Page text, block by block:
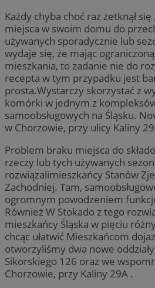
Każdy chyba choć raz zetknął
miejsca w swoim domu do
używanych sporadycznie lub
wydaje się, że mając
mieszkania, to zadanie nie do
recepta w tym przypadku jest
prosta.Wystarczy skorzystać z
komórki w jednym z
samoobsługowych na Śląsku.
w Chorzowie, przy ulicy Kaliny
Problem braku miejsca do
rzeczy lub tych używanych
rozwiązalimieszkańcy Stanów
Zachodniej. Tam,
ogromnym powodzeniem
Również W Stokado z tego
mieszkańcy Śląska w pięciu
chcąc ułatwić Mieszkańcom
otworzyliśmy dwa nowe
Sikorskiego 126 oraz we
Chorzowie, przy Kaliny 29A .